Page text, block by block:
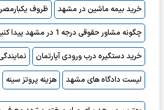
خرید بیمه ماشین در مشهد
ظروف
چگونه مشاور حقوقی درجه 1 در مشهد پیدا کنیم؟
خرید دستگیره درب ورودی آپارتمان
لیست دادگاه های مشهد
هزینه پروتز سینه